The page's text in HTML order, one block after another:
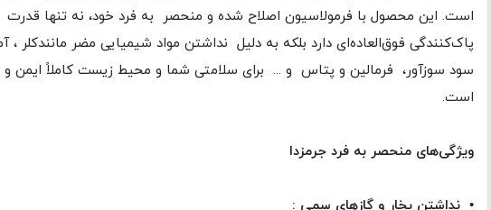
است. این محصول با فرمولاسیون اصلاح شده و منحصر به فرد خود، نه تنها قدرت
پاک‌کنندگی فوق‌العاده‌ای دارد بلکه به دلیل نداشتن مواد شیمیایی مضر مانندکلر ،
سود سوزآور، فرمالین و پتاس و ... برای سلامتی شما و محیط زیست کاملاً ایمن و
است.
ویژگی‌های منحصر به فرد جرمزدا
• نداشتن بخار و گازهای سمی :